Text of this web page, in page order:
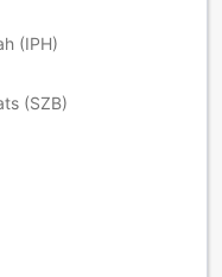
(IPH)
(SZB)